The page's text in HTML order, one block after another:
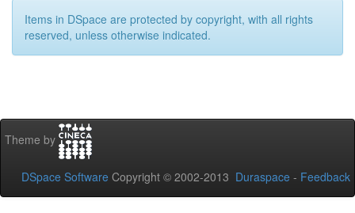
Items in DSpace are protected by copyright, with all rights
reserved, unless otherwise indicated.
Theme by
DSpace Software Copyright © 2002-2013 Duraspace - Feedback